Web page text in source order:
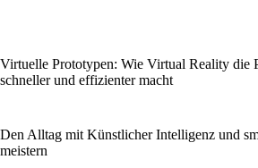
Virtuelle Prototypen: Wie Virtual Reality die
schneller und effizienter macht
Den Alltag mit Künstlicher Intelligenz und
meistern